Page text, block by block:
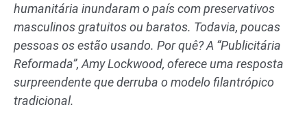
humanitária inundaram o país com preservativos
masculinos gratuitos ou baratos. Todavia, poucas
pessoas os estão usando. Por quê? A “Publicitária
Reformada”, Amy Lockwood, oferece uma resposta
surpreendente que derruba o modelo filantrópico
tradicional.